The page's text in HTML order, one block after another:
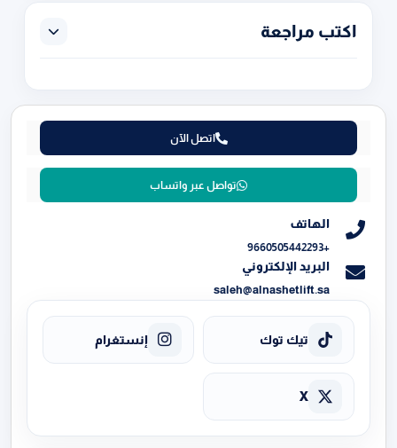
اكتب مراجعة
اتصل الآن
تواصل عبر واتساب
الهاتف
+9660505442293
البريد الإلكتروني
saleh@alnashetlift.sa
تيك توك إنستغرام
X